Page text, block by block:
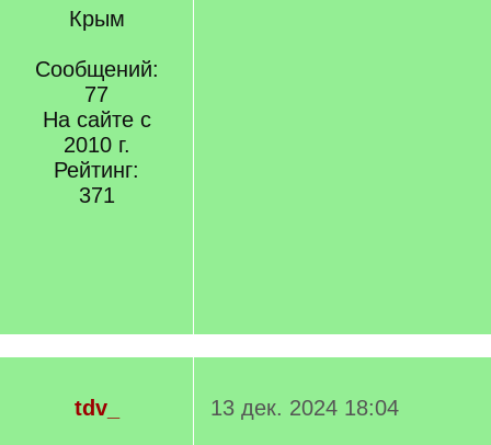
Крым
Сообщений:
77
На сайте с
2010 г.
Рейтинг:
371
tdv_ 13 дек. 2024 18:04